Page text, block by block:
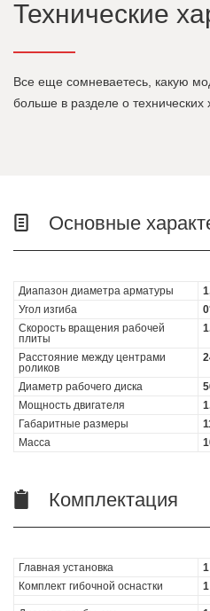
Технические
Все еще сомневаетесь, какую
больше в разделе о технических
Основные
Диапазон диаметра арматуры
Угол изгиба
Скорость вращения рабочей
плиты
Расстояние между центрами
роликов
Диаметр рабочего диска
Мощность двигателя
Габаритные размеры
Масса
Комплектация
Главная установка
Комплект гибочной оснастки